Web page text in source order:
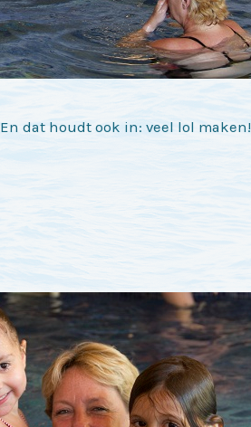
En dat houdt ook in: veel lol maken!